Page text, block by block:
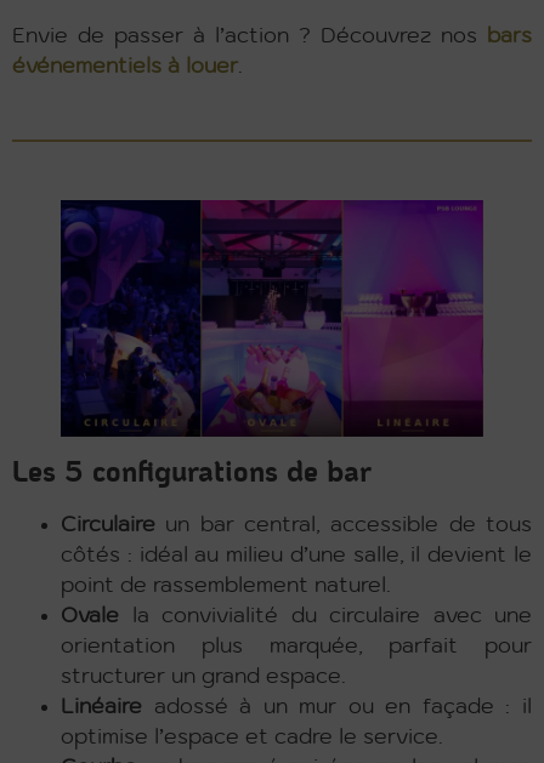
Envie de passer à l’action ? Découvrez nos
bars
événementiels à louer
Les 5 configurations de bar
Circulaire un bar central, accessible de tous
côtés : idéal au milieu d’une salle, il devient le
point de rassemblement naturel.
Ovale la convivialité du circulaire avec une
orientation plus marquée, parfait pour
structurer un grand espace.
Linéaire adossé à un mur ou en façade : il
optimise l’espace et cadre le service.